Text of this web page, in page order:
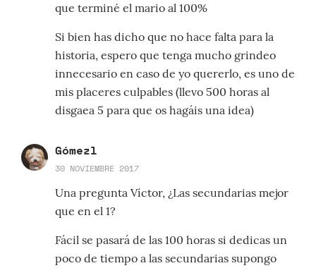
que terminé el mario al 100%
Si bien has dicho que no hace falta para la
historia, espero que tenga mucho grindeo
innecesario en caso de yo quererlo, es uno de
mis placeres culpables (llevo 500 horas al
disgaea 5 para que os hagáis una idea)
Gómezl
30 NOVIEMBRE 2017
Una pregunta Víctor, ¿Las secundarias mejor
que en el 1?
Fácil se pasará de las 100 horas si dedicas un
poco de tiempo a las secundarias supongo